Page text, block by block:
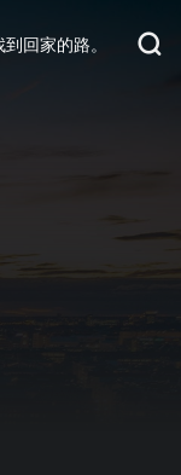
回家的路。